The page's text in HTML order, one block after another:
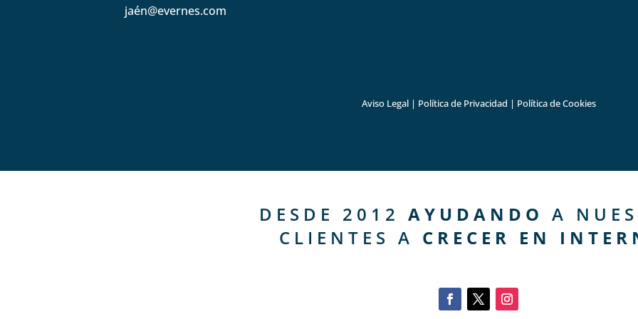
jaén@evernes.com
Aviso Legal| Política de Privacidad | Política de Cookies
DESDE 2012 AYUDANDO A
CLIENTES A CRECER EN